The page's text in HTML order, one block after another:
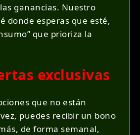
ganancias. Nuestro
donde esperas que esté,
que prioriza la
exclusivas
que no están
puedes recibir un bono
de forma semanal,